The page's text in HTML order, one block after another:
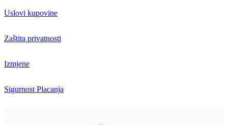
Uslovi kupovine
Zaštita privatnosti
Izmjene
Sigurnost Placanja